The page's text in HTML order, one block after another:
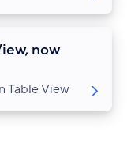
now
Table View